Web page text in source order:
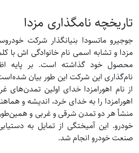
تاریخچه نامگذاری مزدا
جوجیرو ماتسودا بنیانگذار شرکت
مزدا و تشابه اسمی نام خانوادگی اش با
محصول خود گذاشته است. بر پایه
نام‌گذاری این شرکت این طور بیان
از نام اهورامزدا خدای اولین تمدن‌های
اهورامزدا را به خدای خرد، اندیشه و
منشأ هر دو تمدن شرقی و غربی و
خودرو. این آمیختگی از تمایل به
صنعت خودرو انجام شد.